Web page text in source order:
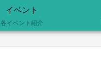
イベント
各イベント紹介